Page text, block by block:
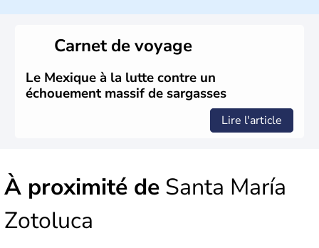
Carnet de voyage
Le Mexique à la lutte contre un
échouement massif de sargasses
Lire l'article
À proximité de Santa María
Zotoluca